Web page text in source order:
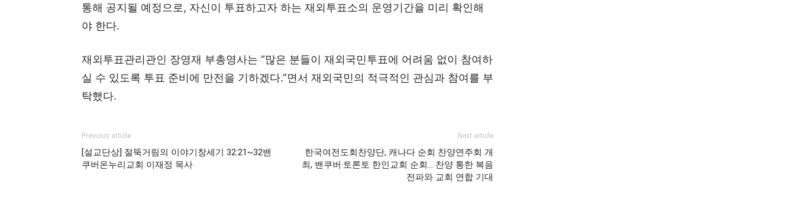
통해 공지될 예정으로, 자신이 투표하고자 하는 재외투표소의 운영기간을 미리 확인해
야 한다.
재외투표관리관인 장영재 부총영사는 “많은 분들이 재외국민투표에 어려움 없이 참여하
실 수 있도록 투표 준비에 만전을 기하겠다.”면서 재외국민의 적극적인 관심과 참여를 부
탁했다.
Previous article
[설교단상] 절뚝거림의 이야기창세기 32:21~32밴
쿠버온누리교회 이재정 목사
Next article
한국여전도회찬양단, 캐나다 순회 찬양연주회 개
최, 밴쿠버·토론토 한인교회 순회… 찬양 통한 복음
전파와 교회 연합 기대